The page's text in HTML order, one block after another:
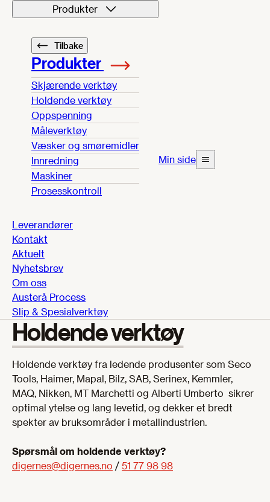
Produkter
Tilbake
Produkter
Skjærende verktøy
Holdende verktøy
Oppspenning
Måleverktøy
Væsker og smøremidler
Innredning
Maskiner
Prosesskontroll
Leverandører
Kontakt
Aktuelt
Nyhetsbrev
Om oss
Austerå Process
Slip & Spesialverktøy
Min side
Holdende verktøy
Holdende verktøy fra ledende produsenter som Seco
Tools, Haimer, Mapal, Bilz, SAB, Serinex, Kemmler,
MAQ, Nikken, MT Marchetti og Alberti Umberto sikrer
optimal ytelse og lang levetid, og dekker et bredt
spekter av bruksområder i metallindustrien.
Spørsmål om holdende verktøy?
digernes@digernes.no / 51 77 98 98